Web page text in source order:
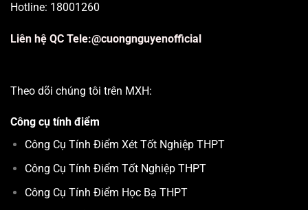
Hotline: 18001260
Liên hệ QC Tele:@cuongnguyenofficial
Theo dõi chúng tôi trên MXH:
Công cụ tính điểm
Công Cụ Tính Điểm Xét Tốt Nghiệp THPT
Công Cụ Tính Điểm Tốt Nghiệp THPT
Công Cụ Tính Điểm Học Bạ THPT